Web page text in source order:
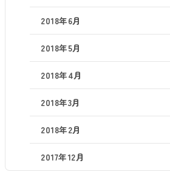
2018年6月
2018年5月
2018年4月
2018年3月
2018年2月
2017年12月